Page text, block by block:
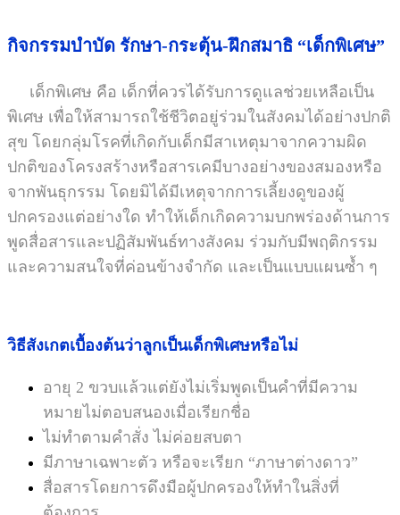
กิจกรรมบำบัด รักษา-กระตุ้น-ฝึกสมาธิ “เด็กพิเศษ”
เด็กพิเศษ คือ เด็กที่ควรได้รับการดูแลช่วยเหลือเป็น
พิเศษ เพื่อให้สามารถใช้ชีวิตอยู่ร่วมในสังคมได้อย่างปกติ
สุข โดยกลุ่มโรคที่เกิดกับเด็กมีสาเหตุมาจากความผิด
ปกติของโครงสร้างหรือสารเคมีบางอย่างของสมองหรือ
จากพันธุกรรม โดยมิได้มีเหตุจากการเลี้ยงดูของผู้
ปกครองแต่อย่างใด ทำให้เด็กเกิดความบกพร่องด้านการ
พูดสื่อสารและปฏิสัมพันธ์ทางสังคม ร่วมกับมีพฤติกรรม
และความสนใจที่ค่อนข้างจำกัด และเป็นแบบแผนซ้ำ ๆ
วิธีสังเกตเบื้องต้นว่าลูกเป็นเด็กพิเศษหรือไม่
อายุ 2 ขวบแล้วแต่ยังไม่เริ่มพูดเป็นคำที่มีความ
หมายไม่ตอบสนองเมื่อเรียกชื่อ
ไม่ทำตามคำสั่ง ไม่ค่อยสบตา
มีภาษาเฉพาะตัว หรือจะเรียก “ภาษาต่างดาว”
สื่อสารโดยการดึงมือผู้ปกครองให้ทำในสิ่งที่